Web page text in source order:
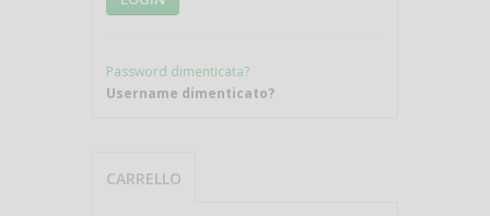
Password dimenticata?
Username dimenticato?
CARRELLO